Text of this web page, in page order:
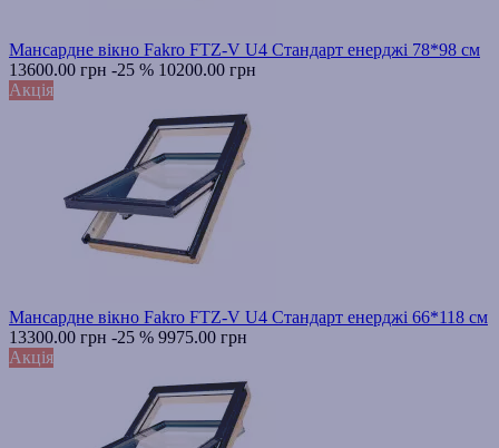
Мансардне вікно Fakro FTZ-V U4 Стандарт енерджі 78*98 см
13600.00 грн -25 % 10200.00 грн
Акція
Мансардне вікно Fakro FTZ-V U4 Стандарт енерджі 66*118 см
13300.00 грн -25 % 9975.00 грн
Акція